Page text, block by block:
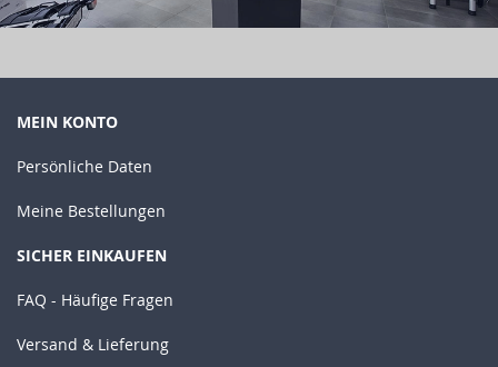
MEIN KONTO
Persönliche Daten
Meine Bestellungen
SICHER EINKAUFEN
FAQ - Häufige Fragen
Versand & Lieferung